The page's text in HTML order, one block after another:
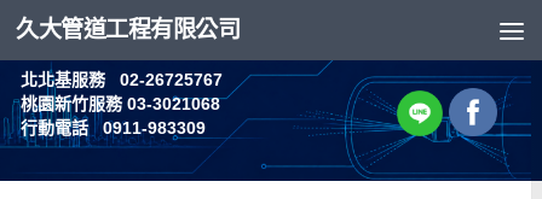
Skip to content
久大管道工程有限公司
北北基服務 02-26725767
桃園新竹服務 03-3021068
行動電話 0911-983309